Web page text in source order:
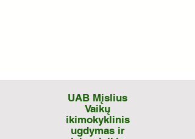
UAB Mįslius
Vaikų
ikimokyklinis
ugdymas ir